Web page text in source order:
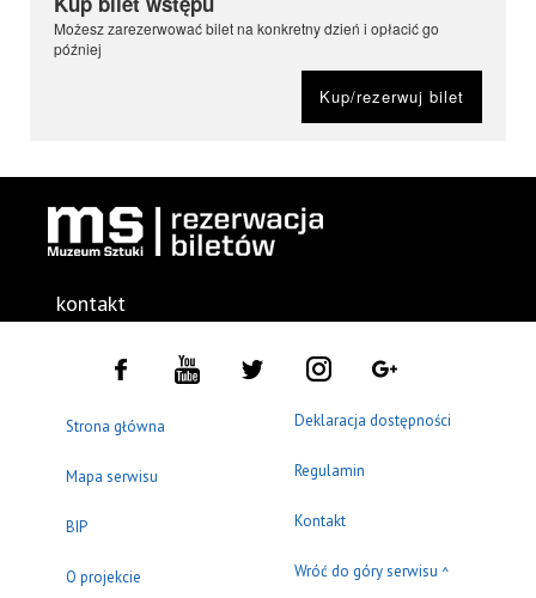
Możesz zarezerwować bilet na konkretny dzień i opłacić go
później
Kup/rezerwuj bilet
kontakt
Strona główna
Mapa serwisu
BIP
O projekcie
Deklaracja dostępności
Regulamin
Kontakt
Wróć do góry serwisu ^